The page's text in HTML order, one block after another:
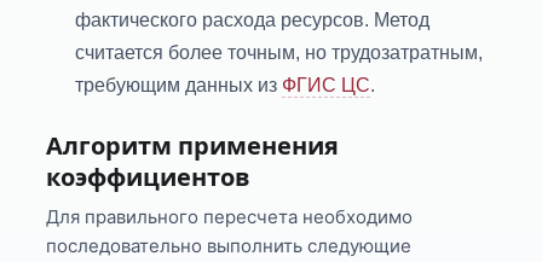
фактического расхода ресурсов. Метод
считается более точным, но трудозатратным,
требующим данных из ФГИС ЦС.
Алгоритм применения
коэффициентов
Для правильного пересчета необходимо
последовательно выполнить следующие